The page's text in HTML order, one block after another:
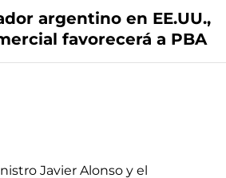
argentino en EE.UU.,
favorecerá a PBA